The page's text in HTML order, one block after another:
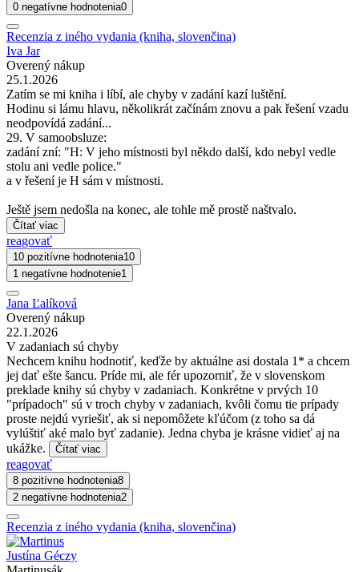
0 negatívne hodnotenia0
Recenzia z iného vydania (kniha, slovenčina)
Iva Jar
Overený nákup
25.1.2026
Zatím se mi kniha i líbí, ale chyby v zadání kazí luštění.
Hodinu si lámu hlavu, několikrát začínám znovu a pak řešení vzadu
neodpovídá zadání...
29. V samoobsluze:
zadání zní: "H: V jeho místnosti byl někdo další, kdo nebyl vedle
stolu ani vedle police."
a v řešení je H sám v místnosti.
Ještě jsem nedošla na konec, ale tohle mě prostě naštvalo.
Čítať viac
reagovať
10 pozitívne hodnotenia10
1 negatívne hodnotenie1
Jana Ľalíková
Overený nákup
22.1.2026
V zadaniach sú chyby
Nechcem knihu hodnotiť, keďže by aktuálne asi dostala 1* a chcem
jej dať ešte šancu. Príde mi, ale fér upozorniť, že v slovenskom
preklade knihy sú chyby v zadaniach. Konkrétne v prvých 10
"prípadoch" sú v troch chyby v zadaniach, kvôli čomu tie prípady
proste nejdú vyriešiť, ak si nepomôžete kľúčom (z toho sa dá
vylúštiť aké malo byť zadanie). Jedna chyba je krásne vidieť aj na
ukážke.
Čítať viac
reagovať
8 pozitívne hodnotenia8
2 negatívne hodnotenia2
Recenzia z iného vydania (kniha, slovenčina)
Justína Géczy